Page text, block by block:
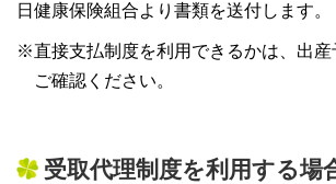
日健康保険組合より書類を送付します。
※直接支払制度を利用できるかは、出産
ご確認ください。
受取代理制度を利用する場